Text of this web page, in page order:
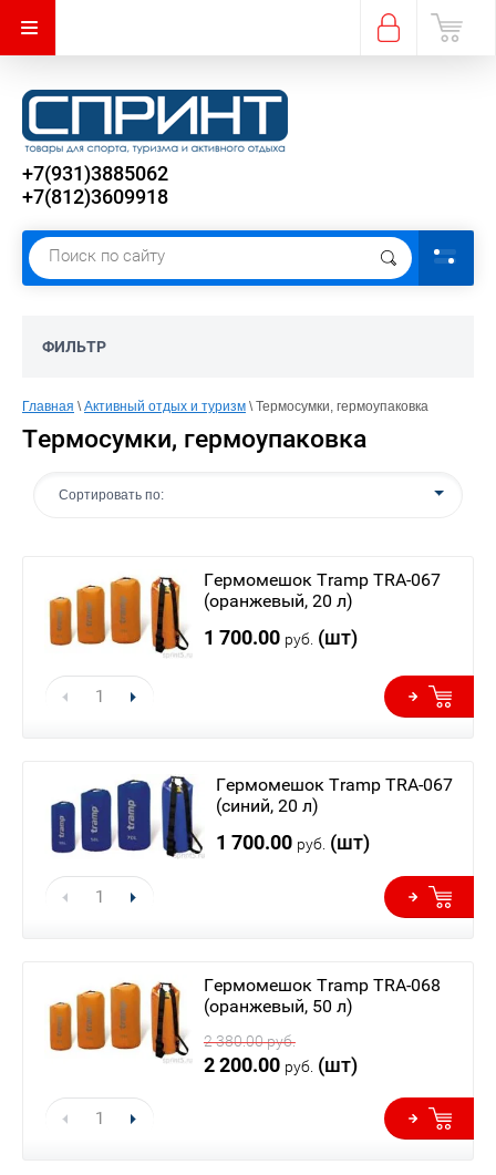
+7(931)3885062
+7(812)3609918
ФИЛЬТР
Главная \ Активный отдых и туризм \ Термосумки, гермоупаковка
Термосумки, гермоупаковка
Сортировать по:
Гермомешок Tramp TRA-067
(оранжевый, 20 л)
1 700.00 руб. (шт)
Гермомешок Tramp TRA-067
(синий, 20 л)
1 700.00 руб. (шт)
Гермомешок Tramp TRA-068
(оранжевый, 50 л)
2 380.00руб.
2 200.00 руб. (шт)